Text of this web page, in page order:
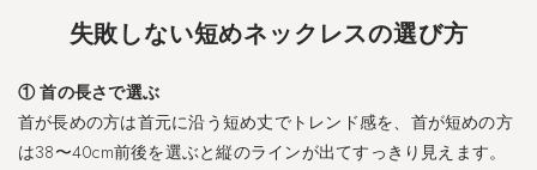
4.1
a
l
m
y
失敗しない短めネックレスの選び方
① 首の長さで選ぶ
首が長めの方は首元に沿う短め丈でトレンド感を、首が短めの方
は38〜40cm前後を選ぶと縦のラインが出てすっきり見えます。